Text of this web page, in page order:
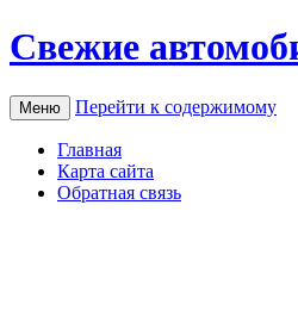
Свежие
Меню Перейти к содержимому
Главная
Карта сайта
Обратная связь